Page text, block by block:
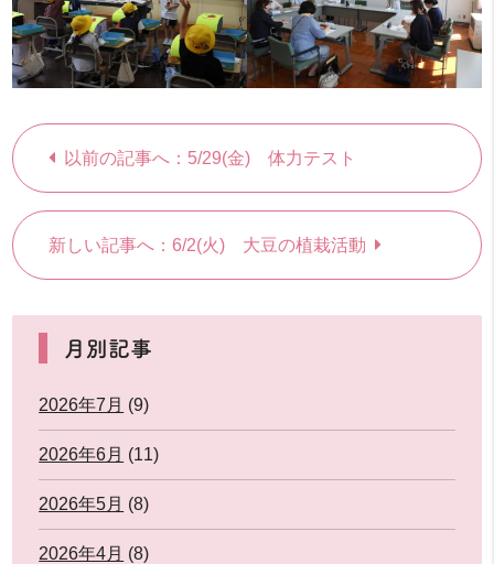
以前の記事へ：5/29(金) 体力テスト
新しい記事へ：6/2(火) 大豆の植栽活動
月別記事
2026年7月 (9)
2026年6月 (11)
2026年5月 (8)
2026年4月 (8)